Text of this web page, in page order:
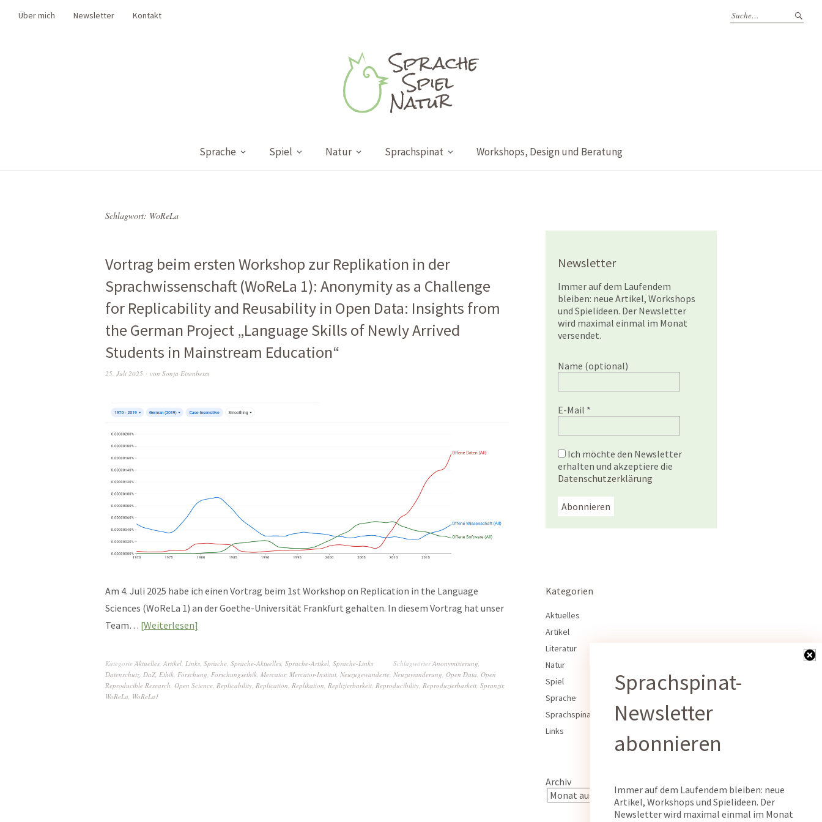
Über mich Newsletter Kontakt
Sprache Spiel Natur Sprachspinat Workshops, Design und Beratung
Schlagwort: WoReLa
Vortrag beim ersten Workshop zur Replikation in der
Sprachwissenschaft (WoReLa 1): Anonymity as a Challenge
for Replicability and Reusability in Open Data: Insights from
the German Project „Language Skills of Newly Arrived
Students in Mainstream Education“
25. Juli 2025 von Sonja Eisenbeiss
Am 4. Juli 2025 habe ich einen Vortrag beim 1st Workshop on Replication in the Language
Sciences (WoReLa 1) an der Goethe-Universität Frankfurt gehalten. In diesem Vortrag hat unser
Team… Weiterlesen
Kategorie Aktuelles, Artikel, Links, Sprache, Sprache-Aktuelles, Sprache-Artikel, Sprache-Links SchlagwörterAnonymisierung,
Datenschutz, DaZ, Ethik, Forschung, Forschungsethik, Mercator, Mercator-Institut, Neuzugewanderte, Neuzuwanderung, Open Data, Open
Reproducible Research, Open Science, Replicability, Replication, Replikation, Replizierbarkeit, Reproducibility, Reproduzierbarkeit, Spranzir,
WoReLa, WoReLa1
Newsletter
Immer auf dem Laufendem
bleiben: neue Artikel, Workshops
und Spielideen. Der Newsletter
wird maximal einmal im Monat
versendet.
Name (optional)
E-Mail *
Ich möchte den Newsletter
erhalten und akzeptiere die
Datenschutzerklärung
Kategorien
Aktuelles
Artikel
Literatur
Natur
Spiel
Sprache
Sprachspinat
Links
Archiv
Sprachspinat-
Newsletter
abonnieren
Immer auf dem Laufendem bleiben: neue
Artikel, Workshops und Spielideen. Der
Newsletter wird maximal einmal im Monat